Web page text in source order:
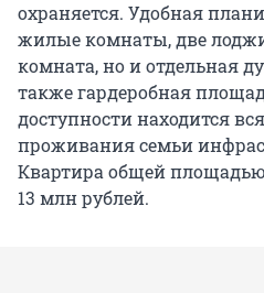
охраняется. Удобная
жилые комнаты, две
комната, но и отдельная
также гардеробная
доступности находится
проживания семьи
Квартира общей площадью
13 млн рублей.